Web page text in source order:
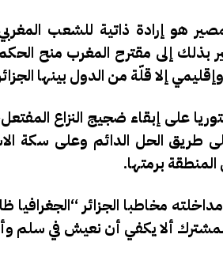
هو إرادة ذاتية للشعب
بذلك إلى مقترح المغرب منح
إلا قلّة من الدول بينها
على إبقاء ضجيج النزاع
طريق الحل الدائم وعلى سكة
برمتها.
مخاطبا الجزائر “الجغرافيا
ألا يكفي أن نعيش في سلم